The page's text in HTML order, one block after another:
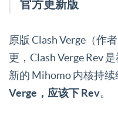
官方更新版
原版 Clash Verge（作
更，Clash Verge Rev
新的 Mihomo 内核持续
Verge，应该下 Rev。